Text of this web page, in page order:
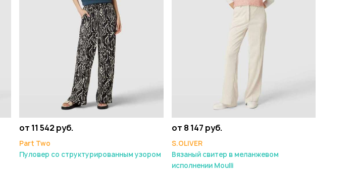
от 11 542 руб.
Part Two
Пуловер со структурированным узором
от 8 147 руб.
S.OLIVER
Вязаный свитер в меланжевом
исполнении Moulli